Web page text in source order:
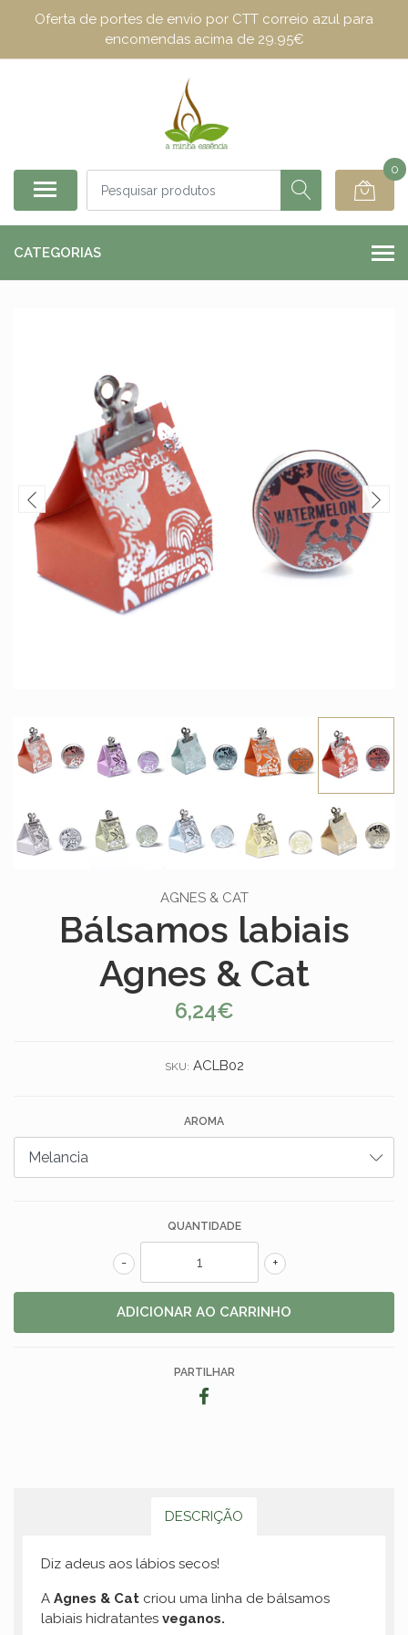
Oferta de portes de envio por CTT correio azul para
encomendas acima de 29.95€
0
CATEGORIAS
AGNES & CAT
Bálsamos labiais
Agnes & Cat
6,24€
SKU: ACLB02
AROMA
QUANTIDADE
+
-
PARTILHAR
DESCRIÇÃO
Diz adeus aos lábios secos!
A Agnes & Cat criou uma linha de bálsamos
labiais hidratantes veganos.